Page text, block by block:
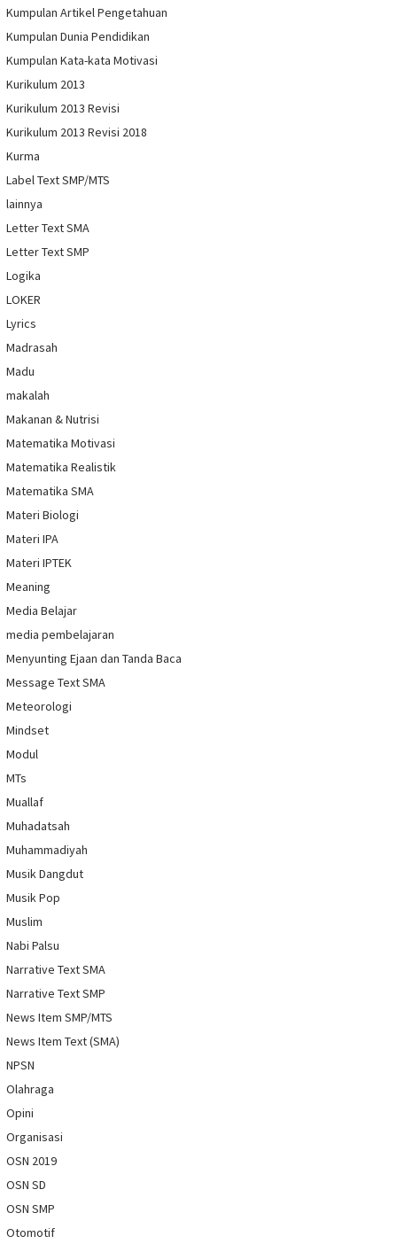
Kumpulan Artikel Pengetahuan
Kumpulan Dunia Pendidikan
Kumpulan Kata-kata Motivasi
Kurikulum 2013
Kurikulum 2013 Revisi
Kurikulum 2013 Revisi 2018
Kurma
Label Text SMP/MTS
lainnya
Letter Text SMA
Letter Text SMP
Logika
LOKER
Lyrics
Madrasah
Madu
makalah
Makanan & Nutrisi
Matematika Motivasi
Matematika Realistik
Matematika SMA
Materi Biologi
Materi IPA
Materi IPTEK
Meaning
Media Belajar
media pembelajaran
Menyunting Ejaan dan Tanda Baca
Message Text SMA
Meteorologi
Mindset
Modul
MTs
Muallaf
Muhadatsah
Muhammadiyah
Musik Dangdut
Musik Pop
Muslim
Nabi Palsu
Narrative Text SMA
Narrative Text SMP
News Item SMP/MTS
News Item Text (SMA)
NPSN
Olahraga
Opini
Organisasi
OSN 2019
OSN SD
OSN SMP
Otomotif